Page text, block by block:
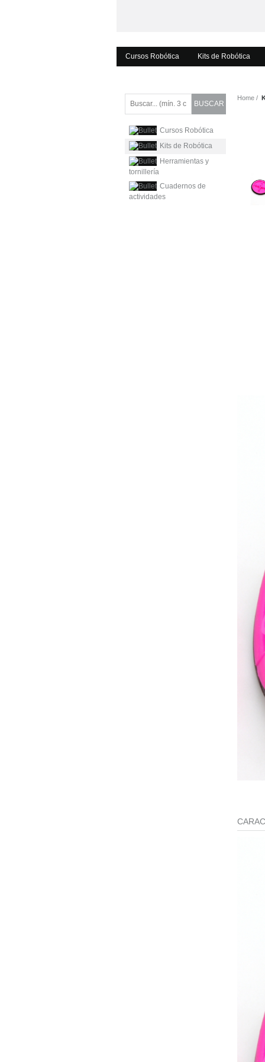
Cursos Robótica Kits de Robótica
Cursos Robótica
Kits de Robótica
Herramientas y
tornillería
Cuadernos de
actividades
Home